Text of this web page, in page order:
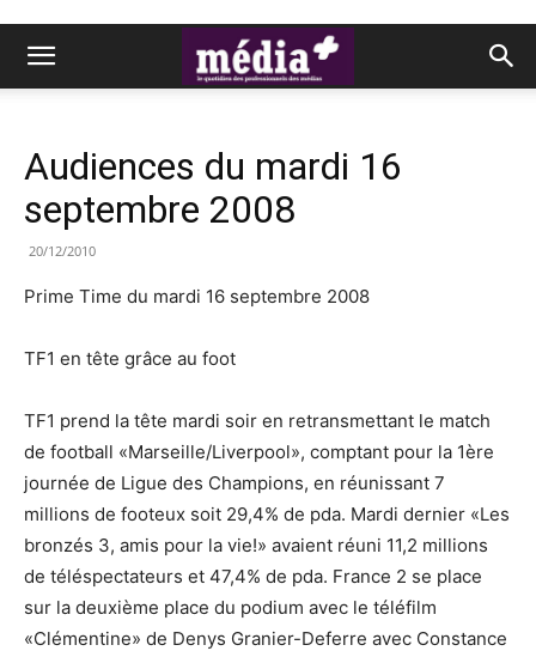
Audiences du mardi 16
septembre 2008
20/12/2010
Prime Time du mardi 16 septembre 2008
TF1 en tête grâce au foot
TF1 prend la tête mardi soir en retransmettant le match
de football «Marseille/Liverpool», comptant pour la 1ère
journée de Ligue des Champions, en réunissant 7
millions de footeux soit 29,4% de pda. Mardi dernier «Les
bronzés 3, amis pour la vie!» avaient réuni 11,2 millions
de téléspectateurs et 47,4% de pda. France 2 se place
sur la deuxième place du podium avec le téléfilm
«Clémentine» de Denys Granier-Deferre avec Constance